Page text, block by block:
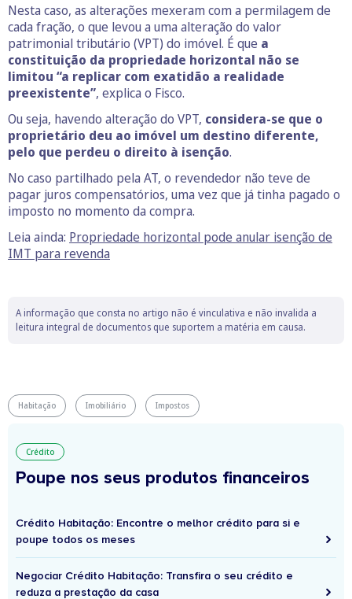
Nesta caso, as alterações mexeram com a permilagem de
cada fração, o que levou a uma alteração do valor
patrimonial tributário (VPT) do imóvel. É que a
constituição da propriedade horizontal não se
limitou “a replicar com exatidão a realidade
preexistente”, explica o Fisco.
Ou seja, havendo alteração do VPT, considera-se que o
proprietário deu ao imóvel um destino diferente,
pelo que perdeu o direito à isenção.
No caso partilhado pela AT, o revendedor não teve de
pagar juros compensatórios, uma vez que já tinha pagado o
imposto no momento da compra.
Leia ainda: Propriedade horizontal pode anular isenção de
IMT para revenda
A informação que consta no artigo não é vinculativa e não invalida a
leitura integral de documentos que suportem a matéria em causa.
Habitação Imobiliário Impostos
Crédito
Poupe nos seus produtos financeiros
Crédito Habitação: Encontre o melhor crédito para si e
poupe todos os meses
Negociar Crédito Habitação: Transfira o seu crédito e
reduza a prestação da casa